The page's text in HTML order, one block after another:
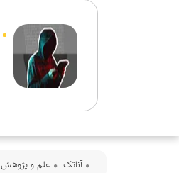
آناتک علم و پژوهش